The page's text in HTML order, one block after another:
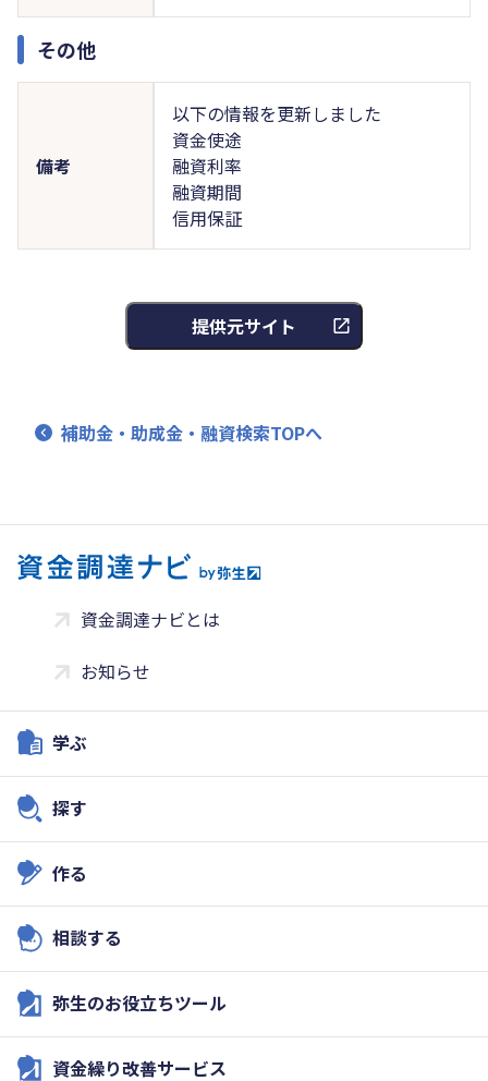
その他
備考
以下の情報を更新しました
資金使途
融資利率
融資期間
信用保証
提供元サイト
補助金・助成金・融資検索TOPへ
資金調達ナビとは
お知らせ
学ぶ
探す
作る
相談する
弥生のお役立ちツール
資金繰り改善サービス